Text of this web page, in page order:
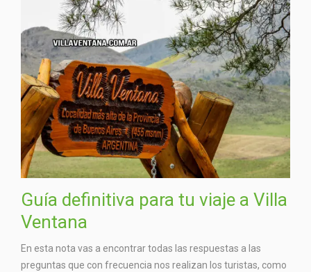
Guía definitiva para tu viaje a Villa
Ventana
En esta nota vas a encontrar todas las respuestas a las
preguntas que con frecuencia nos realizan los turistas, como